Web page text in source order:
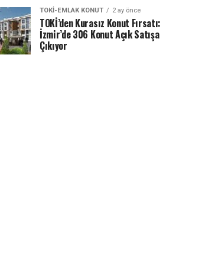
TOKI-EMLAK KONUT 2 ay önce
TOKİ’den Kurasız Konut Fırsatı:
İzmir’de 306 Konut Açık Satışa
Çıkıyor